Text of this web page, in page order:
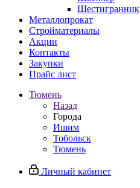
Шестигранник
Металлопрокат
Стройматериалы
Акции
Контакты
Закупки
Прайс лист
Тюмень
Назад
Города
Ишим
Тобольск
Тюмень
Личный кабинет